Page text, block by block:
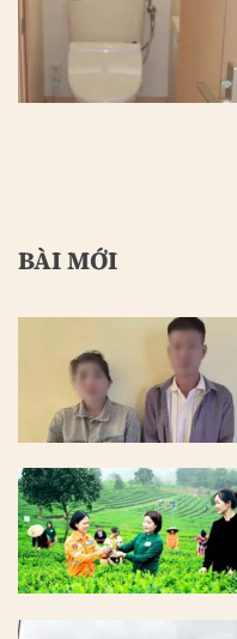
BÀI MỚI